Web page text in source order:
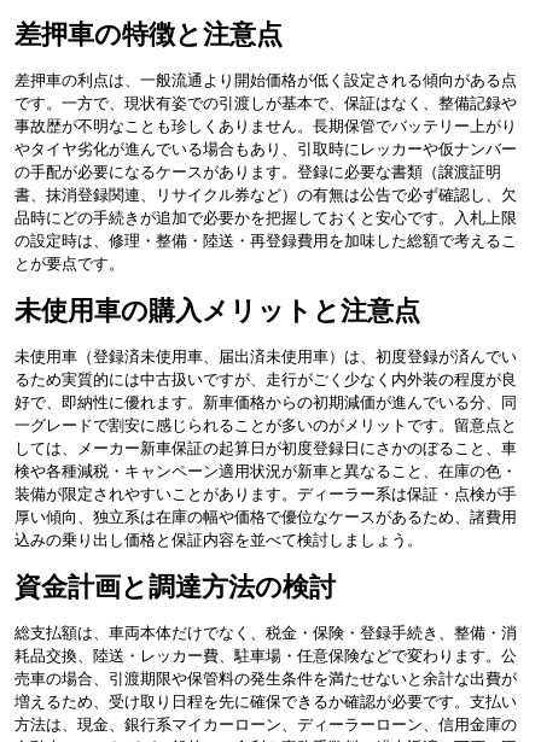
差押車の特徴と注意点
差押車の利点は、一般流通より開始価格が低く設定される傾向がある点
です。一方で、現状有姿での引渡しが基本で、保証はなく、整備記録や
事故歴が不明なことも珍しくありません。長期保管でバッテリー上がり
やタイヤ劣化が進んでいる場合もあり、引取時にレッカーや仮ナンバー
の手配が必要になるケースがあります。登録に必要な書類（譲渡証明
書、抹消登録関連、リサイクル券など）の有無は公告で必ず確認し、欠
品時にどの手続きが追加で必要かを把握しておくと安心です。入札上限
の設定時は、修理・整備・陸送・再登録費用を加味した総額で考えるこ
とが要点です。
未使用車の購入メリットと注意点
未使用車（登録済未使用車、届出済未使用車）は、初度登録が済んでい
るため実質的には中古扱いですが、走行がごく少なく内外装の程度が良
好で、即納性に優れます。新車価格からの初期減価が進んでいる分、同
一グレードで割安に感じられることが多いのがメリットです。留意点と
しては、メーカー新車保証の起算日が初度登録日にさかのぼること、車
検や各種減税・キャンペーン適用状況が新車と異なること、在庫の色・
装備が限定されやすいことがあります。ディーラー系は保証・点検が手
厚い傾向、独立系は在庫の幅や価格で優位なケースがあるため、諸費用
込みの乗り出し価格と保証内容を並べて検討しましょう。
資金計画と調達方法の検討
総支払額は、車両本体だけでなく、税金・保険・登録手続き、整備・消
耗品交換、陸送・レッカー費、駐車場・任意保険などで変わります。公
売車の場合、引渡期限や保管料の発生条件を満たせないと余計な出費が
増えるため、受け取り日程を先に確保できるか確認が必要です。支払い
方法は、現金、銀行系マイカーローン、ディーラーローン、信用金庫の